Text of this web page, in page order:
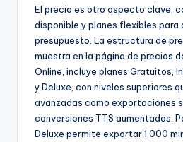
El precio es otro aspecto clave,
disponible y planes flexibles
presupuesto. La estructura de
muestra en la página de precios
Online, incluye planes Gratuitos,
y Deluxe, con niveles superiores
avanzadas como exportaciones
conversiones TTS aumentadas.
Deluxe permite exportar 1,000